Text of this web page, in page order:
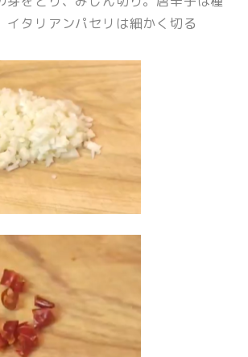
イタリアンパセリは細かく切る